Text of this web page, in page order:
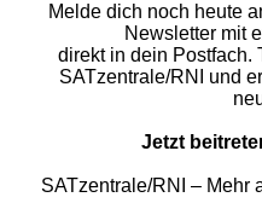
Melde dich noch heute
Newsletter mit
direkt in dein Postfach.
SATzentrale/RNI und
Jetzt
SATzentrale/RNI – Mehr